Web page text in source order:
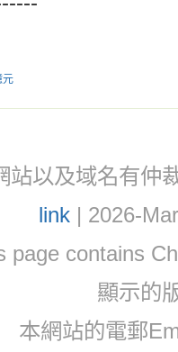
元
站以及域名有仲
link| 2026-
page contains
顯示的
本網站的電郵